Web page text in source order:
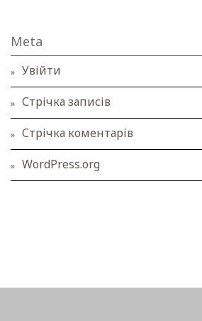
Meta
Увійти
Стрічка записів
Стрічка коментарів
WordPress.org